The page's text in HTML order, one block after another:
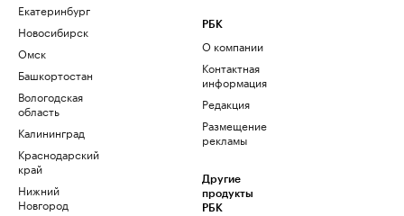
Екатеринбург
Новосибирск
Омск
Башкортостан
Вологодская
область
Калининград
Краснодарский
край
Нижний
Новгород
РБК
О компании
Контактная
информация
Редакция
Размещение
рекламы
Другие
продукты
РБК